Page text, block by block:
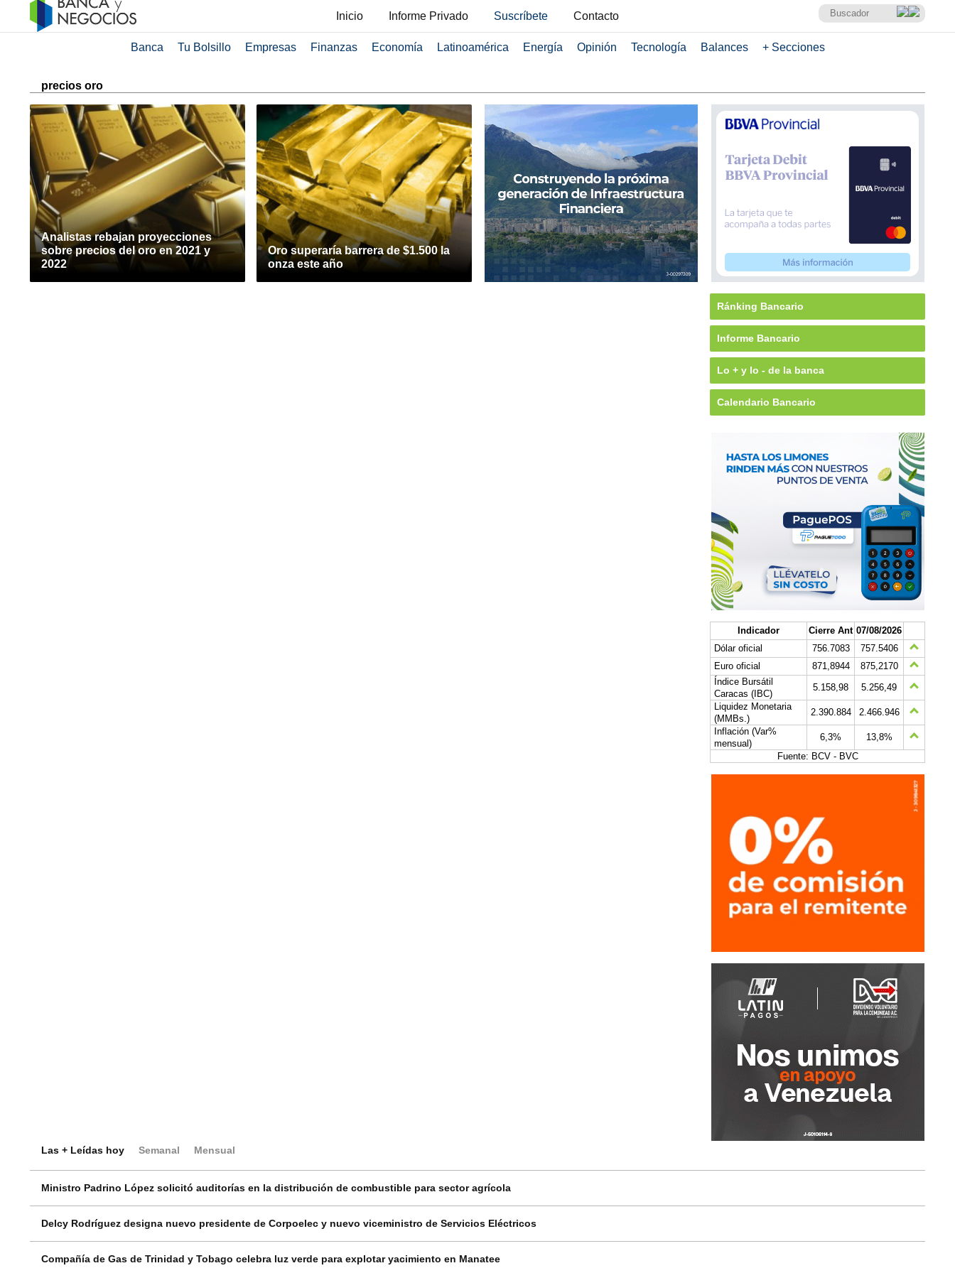
Inicio Informe Privado Suscríbete Contacto
Banca Tu Bolsillo Empresas Finanzas Economía Latinoamérica Energía Opinión Tecnología Balances + Secciones
precios oro
Analistas rebajan proyecciones
sobre precios del oro en 2021 y
2022
Oro superaría barrera de $1.500 la
onza este año
Ránking Bancario
Informe Bancario
Lo + y lo - de la banca
Calendario Bancario
Indicador Cierre Ant 07/08/2026
Dólar oficial
756.7083
757.5406
Euro oficial
871,8944
875,2170
Índice Bursátil
Caracas (IBC)
5.158,98
5.256,49
Liquidez Monetaria
(MMBs.)
2.390.884
2.466.946
Inflación (Var%
mensual)
6,3%
13,8%
Fuente: BCV - BVC
Las + Leídas hoy Semanal Mensual
Ministro Padrino López solicitó auditorías en la distribución de combustible para sector agrícola
Delcy Rodríguez designa nuevo presidente de Corpoelec y nuevo viceministro de Servicios Eléctricos
Compañía de Gas de Trinidad y Tobago celebra luz verde para explotar yacimiento en Manatee